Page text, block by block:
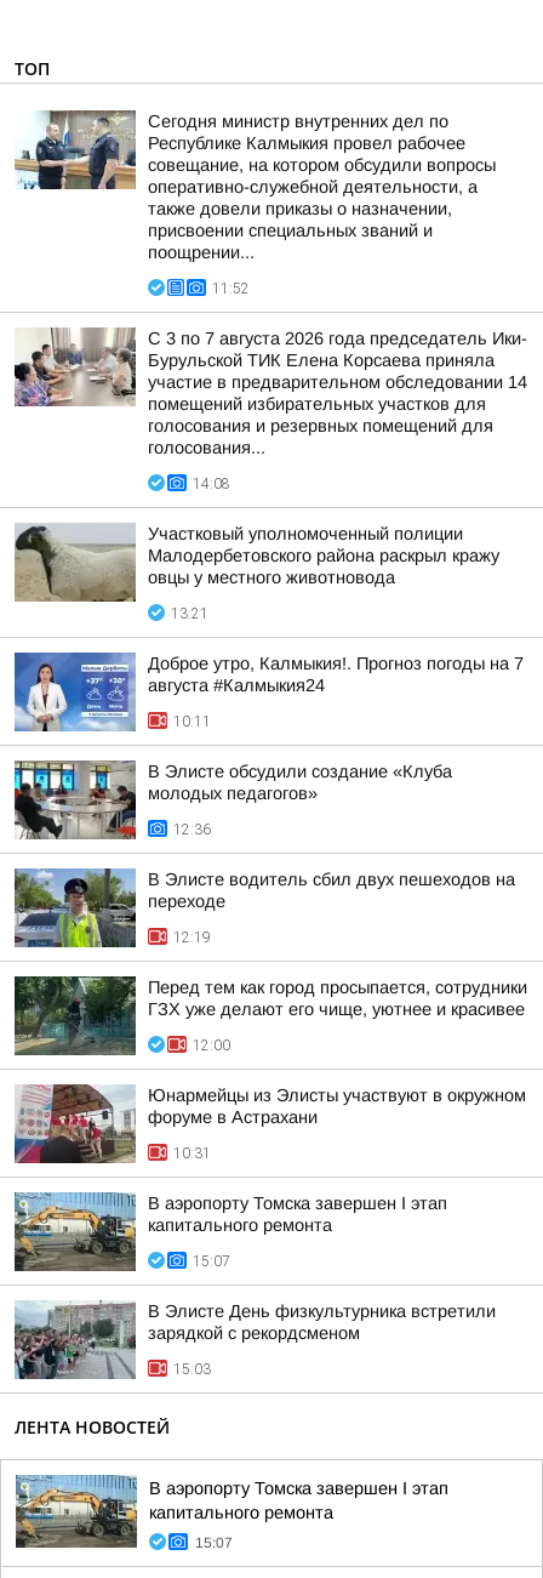
ТОП
Сегодня министр внутренних дел по
Республике Калмыкия провел рабочее
совещание, на котором обсудили вопросы
оперативно-служебной деятельности, а
также довели приказы о назначении,
присвоении специальных званий и
поощрении...
11:52
С 3 по 7 августа 2026 года председатель Ики-
Бурульской ТИК Елена Корсаева приняла
участие в предварительном обследовании 14
помещений избирательных участков для
голосования и резервных помещений для
голосования...
14:08
Участковый уполномоченный полиции
Малодербетовского района раскрыл кражу
овцы у местного животновода
13:21
Доброе утро, Калмыкия!. Прогноз погоды на 7
августа #Калмыкия24
10:11
В Элисте обсудили создание «Клуба
молодых педагогов»
12:36
В Элисте водитель сбил двух пешеходов на
переходе
12:19
Перед тем как город просыпается, сотрудники
ГЗХ уже делают его чище, уютнее и красивее
12:00
Юнармейцы из Элисты участвуют в окружном
форуме в Астрахани
10:31
В аэропорту Томска завершен I этап
капитального ремонта
15:07
В Элисте День физкультурника встретили
зарядкой с рекордсменом
15:03
ЛЕНТА НОВОСТЕЙ
В аэропорту Томска завершен I этап
капитального ремонта
15:07